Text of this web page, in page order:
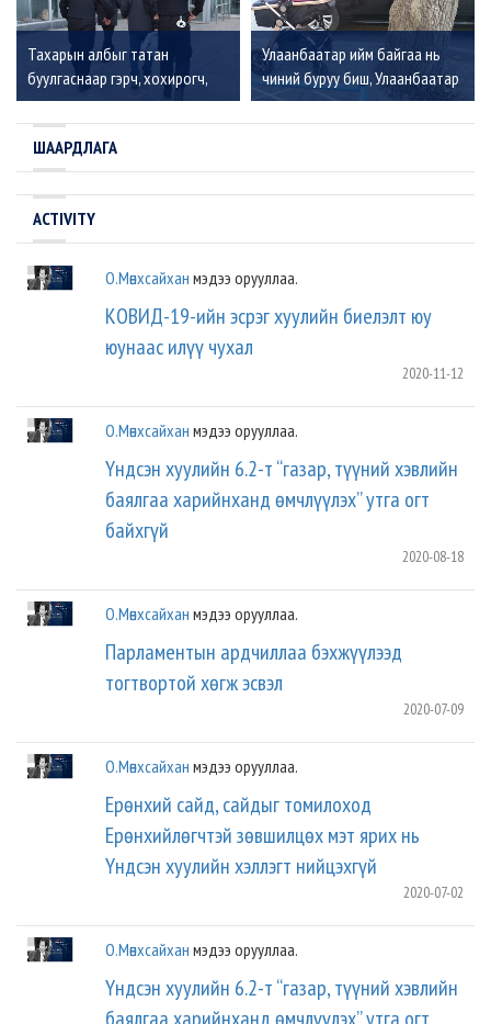
Тахарын албыг татан
буулгаснаар гэрч, хохирогч,
шүүхийн аюулгүй байдал
сулрах эрсдэлтэй
Улаанбаатар ийм байгаа нь
чиний буруу биш, Улаанбаатар
ийм хэвээрээ үлдвэл чиний
буруу
ШААРДЛАГА
ACTIVITY
О.Мөнхсайхан мэдээ орууллаа.
КОВИД-19-ийн эсрэг хуулийн биелэлт юу
юунаас илүү чухал
2020-11-12
О.Мөнхсайхан мэдээ орууллаа.
Үндсэн хуулийн 6.2-т “газар, түүний хэвлийн
баялгаа харийнханд өмчлүүлэх” утга огт
байхгүй
2020-08-18
О.Мөнхсайхан мэдээ орууллаа.
Парламентын ардчиллаа бэхжүүлээд
тогтвортой хөгж эсвэл
2020-07-09
О.Мөнхсайхан мэдээ орууллаа.
Ерөнхий сайд, сайдыг томилоход
Ерөнхийлөгчтэй зөвшилцөх мэт ярих нь
Үндсэн хуулийн хэллэгт нийцэхгүй
2020-07-02
О.Мөнхсайхан мэдээ орууллаа.
Үндсэн хуулийн 6.2-т “газар, түүний хэвлийн